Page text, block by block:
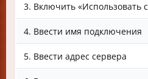
3. Включить «Использовать
4. Ввести имя подключения
5. Ввести адрес сервера